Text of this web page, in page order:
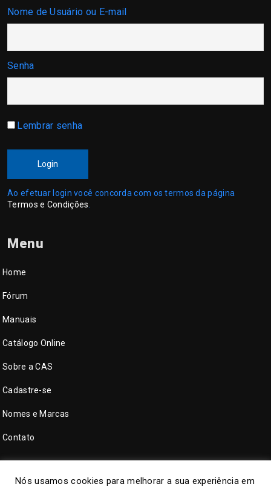
Nome de Usuário ou E-mail
Senha
Lembrar senha
Login
Ao efetuar login você concorda com os termos da página
Termos e Condições
Menu
Home
Fórum
Manuais
Catálogo Online
Sobre a CAS
Cadastre-se
Nomes e Marcas
Contato
Nós usamos cookies para melhorar a sua experiência em